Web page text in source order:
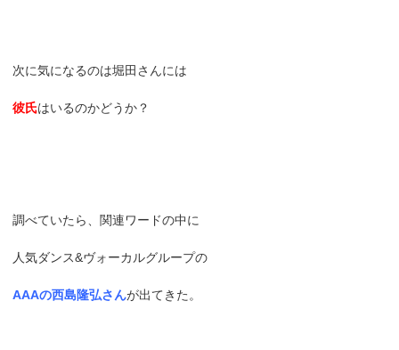
次に気になるのは堀田さんには
彼氏はいるのかどうか？
調べていたら、関連ワードの中に
人気ダンス&ヴォーカルグループの
AAAの西島隆弘さんが出てきた。